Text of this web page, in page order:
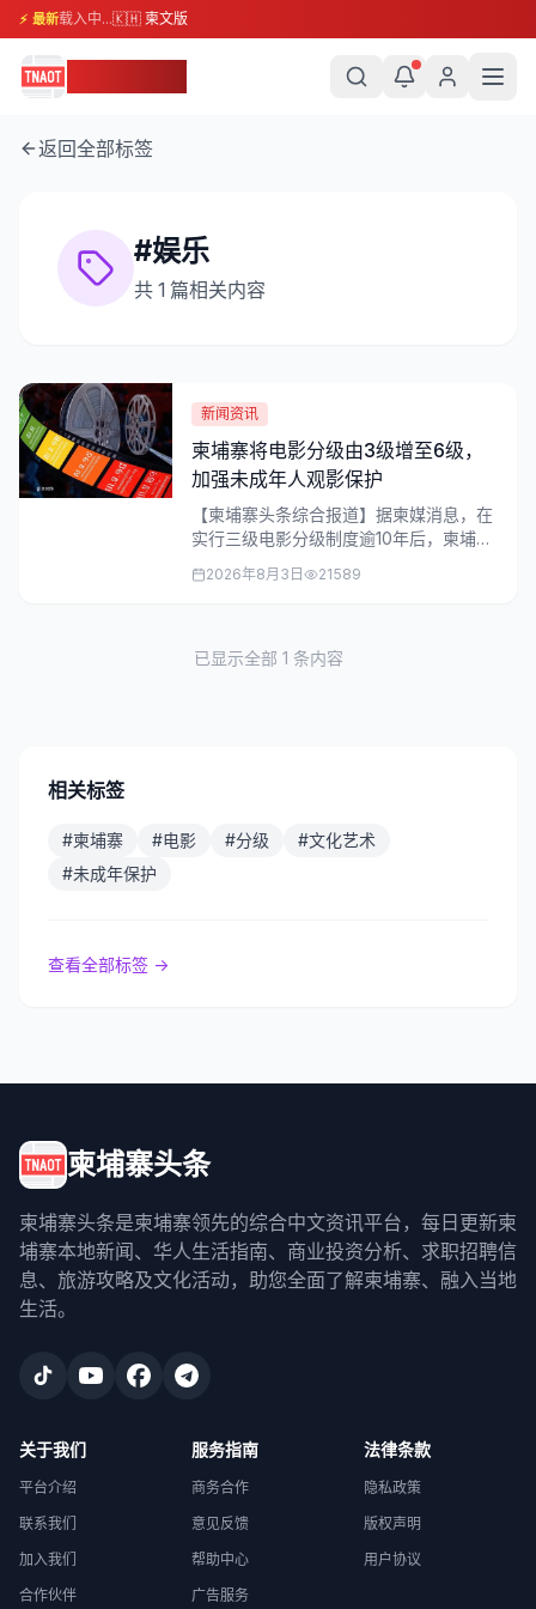
⚡ 最新载入中...🇰🇭 柬文版
返回全部标签
#娱乐
共 1 篇相关内容
新闻资讯
柬埔寨将电影分级由3级增至6级，
加强未成年人观影保护
【柬埔寨头条综合报道】据柬媒消息，在
实行三级电影分级制度逾10年后，柬埔寨
对相关制度进行改革，将电影分级扩展至
7个等级，...
2026年8月3日 21589
已显示全部 1 条内容
相关标签
#柬埔寨 #电影 #分级 #文化艺术
#未成年保护
查看全部标签 →
柬埔寨头条
柬埔寨头条是柬埔寨领先的综合中文资讯平台，每日更新柬
埔寨本地新闻、华人生活指南、商业投资分析、求职招聘信
息、旅游攻略及文化活动，助您全面了解柬埔寨、融入当地
生活。
关于我们
平台介绍
联系我们
加入我们
合作伙伴
服务指南
商务合作
意见反馈
帮助中心
广告服务
法律条款
隐私政策
版权声明
用户协议